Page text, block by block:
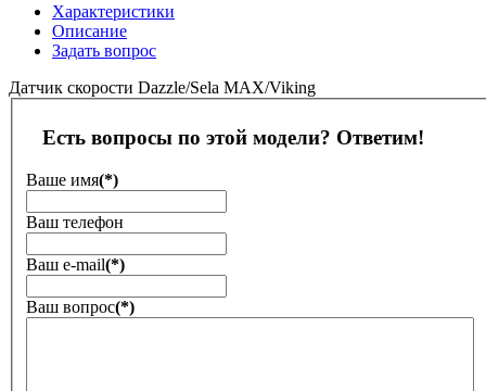
Характеристики
Описание
Задать вопрос
Датчик скорости Dazzle/Sela MAX/Viking
Есть вопросы по этой модели? Ответим!
Ваше имя(*)
Ваш телефон
Ваш е-mail(*)
Ваш вопрос(*)